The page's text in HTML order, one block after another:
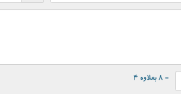
= ۸ بعلاوه ۴